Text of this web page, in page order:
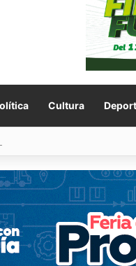
Cultura
concluirá en 15 días